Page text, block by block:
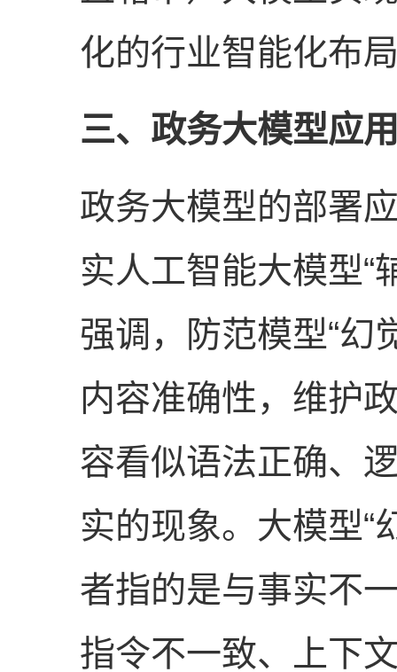
化的行业智能化布
三、政务大模型应
政务大模型的部署
实人工智能大模型“
强调，防范模型“幻
内容准确性，维护
容看似语法正确、
实的现象。大模型“
者指的是与事实不
指令不一致、上下